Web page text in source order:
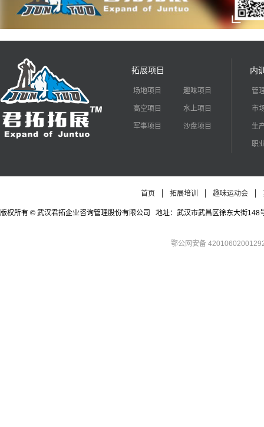
拓展项目
场地项目 趣味项目
高空项目 水上项目
军事项目 沙盘项目
内
管
市
生
职
首页 拓展培训 趣味运动会
版权所有 © 武汉君拓企业咨询管理股份有限公司 地址：武汉市武昌区徐东大街
鄂公网安备